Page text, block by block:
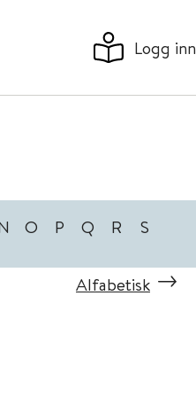
Logg inn
O P Q R S
Alfabetisk